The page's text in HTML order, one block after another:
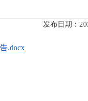
发布日期：
.docx